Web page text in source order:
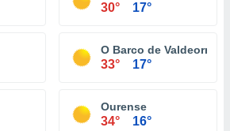
30° 17°
O Barco de Valdeorras
33° 17°
Ourense
34° 16°